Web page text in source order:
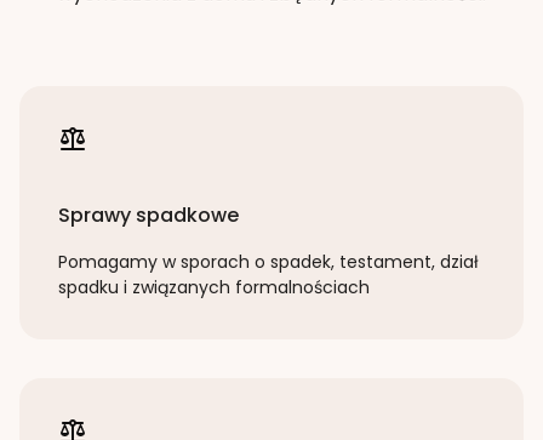
Sprawy spadkowe
Pomagamy w sporach o spadek, testament, dział
spadku i związanych formalnościach